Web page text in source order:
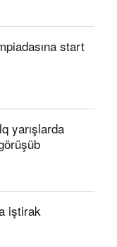
start
yarışlarda
iştirak